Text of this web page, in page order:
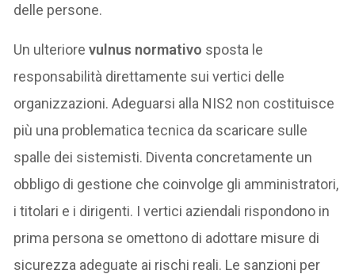
delle persone.
Un ulteriorevulnus normativo sposta le
responsabilità direttamente sui vertici delle
organizzazioni. Adeguarsi alla NIS2 non costituisce
più una problematica tecnica da scaricare sulle
spalle dei sistemisti. Diventa concretamente un
obbligo di gestione che coinvolge gli amministratori,
i titolari e i dirigenti. I vertici aziendali rispondono in
prima persona se omettono di adottare misure di
sicurezza adeguate ai rischi reali. Le sanzioni per